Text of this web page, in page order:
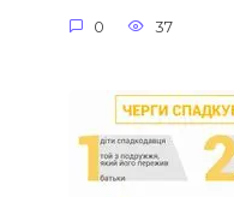
0 37